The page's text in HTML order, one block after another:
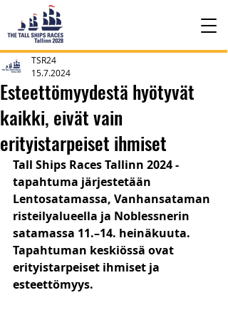
Esteettömyydestä hyötyvät
kaikki, eivät vain
erityistarpeiset ihmiset
TSR24
15.7.2024
Tall Ships Races Tallinn 2024 -
tapahtuma järjestetään
Lentosatamassa, Vanhansataman
risteilyalueella ja Noblessnerin
satamassa 11.–14. heinäkuuta.
Tapahtuman keskiössä ovat
erityistarpeiset ihmiset ja
esteettömyys.